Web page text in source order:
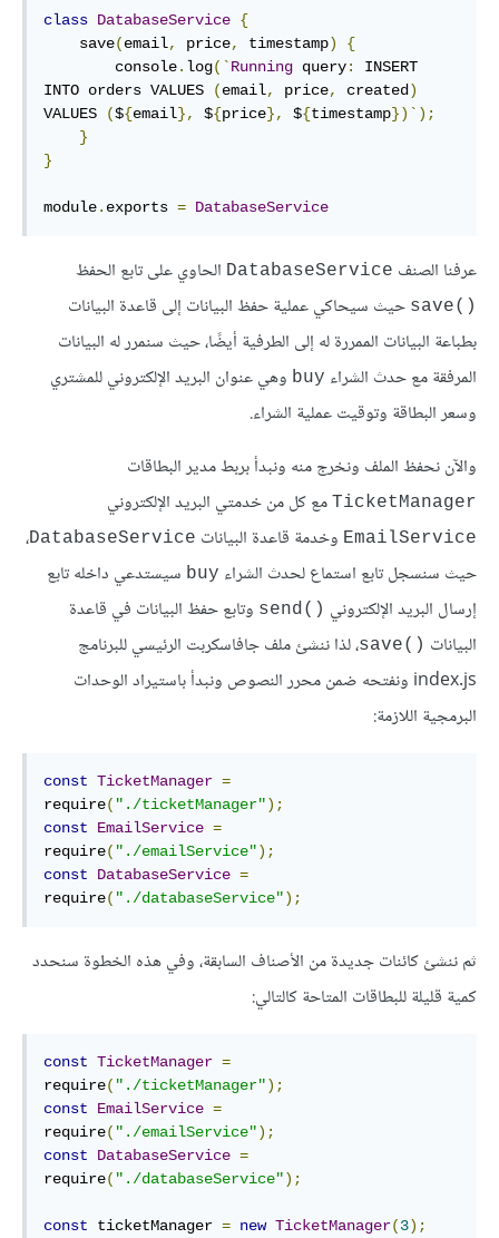
class DatabaseService {
    save
(email, price, timestamp)
{
        console
. log(`Running query:
INSERT
INTO orders VALUES
(email, price, created )
VALUES
(${email}, ${price}, ${timestamp})`);
}
}
module. exports = DatabaseService
عرفنا الصنف ‎DatabaseService‎ الحاوي على تابع الحفظ
‎save()‎ حيث سيحاكي عملية حفظ البيانات إلى قاعدة البيانات
بطباعة البيانات الممررة له إلى الطرفية أيضًا، حيث سنمرر له البيانات
المرفقة مع حدث الشراء ‎buy‎ وهي عنوان البريد الإلكتروني للمشتري
وسعر البطاقة وتوقيت عملية الشراء.
والآن نحفظ الملف ونخرج منه ونبدأ بربط مدير البطاقات
‎TicketManager‎ مع كل من خدمتي البريد الإلكتروني
‎EmailService‎ وخدمة قاعدة البيانات ‎DatabaseService‎،
حيث سنسجل تابع استماع لحدث الشراء ‎buy‎ سيستدعي داخله تابع
إرسال البريد الإلكتروني ‎send()‎ وتابع حفظ البيانات في قاعدة
البيانات ‎save()‎، لذا ننشئ ملف جافاسكربت الرئيسي للبرنامج
‎index.js‎ ونفتحه ضمن محرر النصوص ونبدأ باستيراد الوحدات
البرمجية اللازمة:
const TicketManager =
require( "./ticketManager");
const
EmailService =
require( "./emailService");
const
DatabaseService =
require( "./databaseService");
ثم ننشئ كائنات جديدة من الأصناف السابقة، وفي هذه الخطوة سنحدد
كمية قليلة للبطاقات المتاحة كالتالي:
const TicketManager =
require( "./ticketManager");
const
EmailService =
require( "./emailService");
const
DatabaseService =
require( "./databaseService");
const ticketManager = new TicketManager(3);